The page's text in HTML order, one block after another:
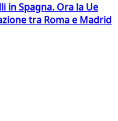
in Spagna. Ora la Ue
tra Roma e Madrid